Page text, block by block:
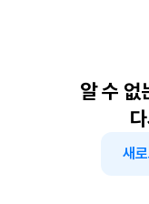
알 수 없
새